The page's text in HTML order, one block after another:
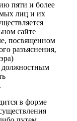
пяти и более
лиц и их
сайте
посвященном
разъяснения,
должностным
в форме